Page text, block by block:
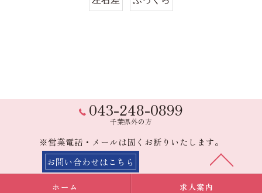
043-248-0899
千葉県外の方
※営業電話・メールは固くお断りいたします。
お問い合わせはこちら
ホーム 求人案内